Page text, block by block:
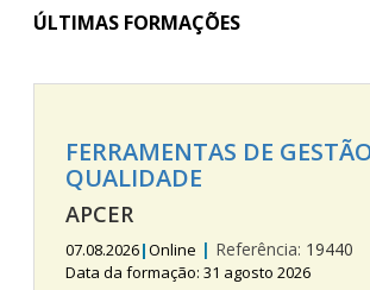
ÚLTIMAS FORMAÇÕES
FERRAMENTAS DE
QUALIDADE
APCER
07.08.2026|Online | Referência: 19440
Data da formação: 31 agosto 2026